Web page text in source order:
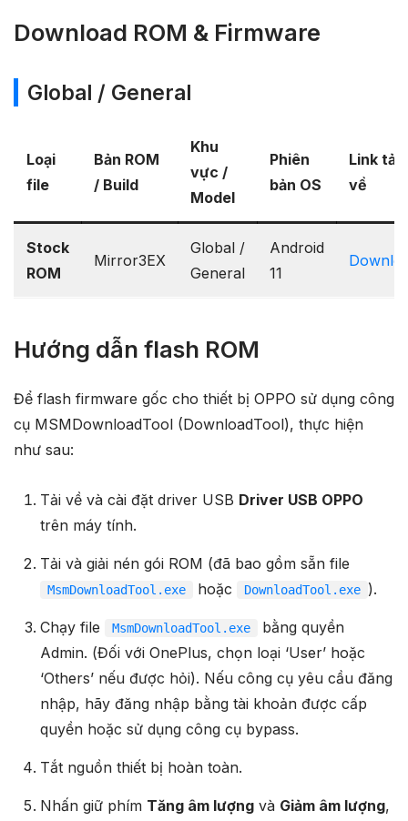
Download ROM & Firmware
Global / General
Loại
file
Bản ROM
/ Build
Khu
vực /
Model
Phiên
bản OS
Link tải
về
Stock
ROM
Mirror3EX
Global /
General
Android
11
Hướng dẫn flash ROM
Để flash firmware gốc cho thiết bị OPPO sử dụng công
cụ MSMDownloadTool (DownloadTool), thực hiện
như sau:
Tải về và cài đặt driver USB Driver USB OPPO
trên máy tính.
Tải và giải nén gói ROM (đã bao gồm sẵn file
MsmDownloadTool.exe hoặc DownloadTool.exe ).
Chạy file MsmDownloadTool.exe
bằng quyền
Admin. (Đối với OnePlus, chọn loại ‘User’ hoặc
‘Others’ nếu được hỏi). Nếu công cụ yêu cầu đăng
nhập, hãy đăng nhập bằng tài khoản được cấp
quyền hoặc sử dụng công cụ bypass.
Tắt nguồn thiết bị hoàn toàn.
Nhấn giữ phím Tăng âm lượngvà Giảm âm lượng,